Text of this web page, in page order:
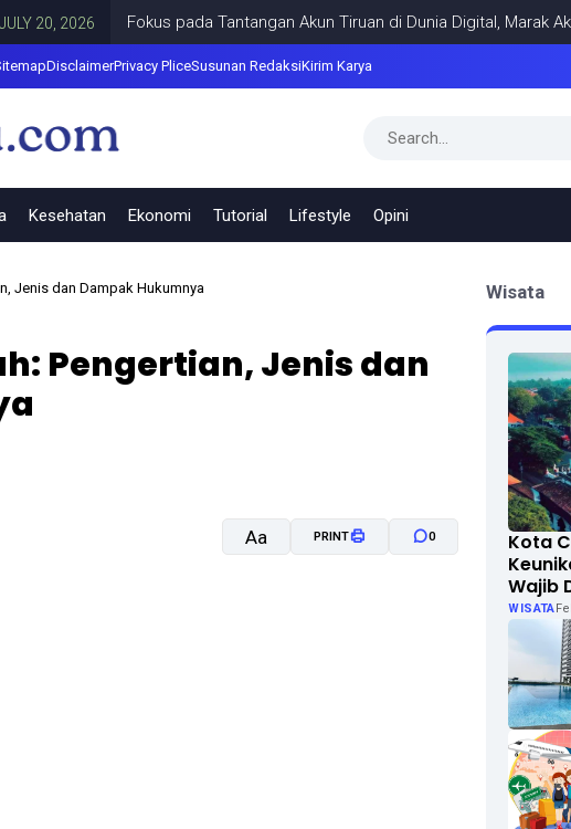
Fokus pada Tantangan Akun Tiruan di Dunia Digital, Marak Akun
DisclaimerPrivacy PliceSusunan RedaksiKirim Karya
Kesehatan Ekonomi Tutorial Lifestyle Opini
Jenis dan Dampak Hukumnya
Pengertian, Jenis dan
Aa PRINT 0
Wisata
Kota
Wajib
WISATA